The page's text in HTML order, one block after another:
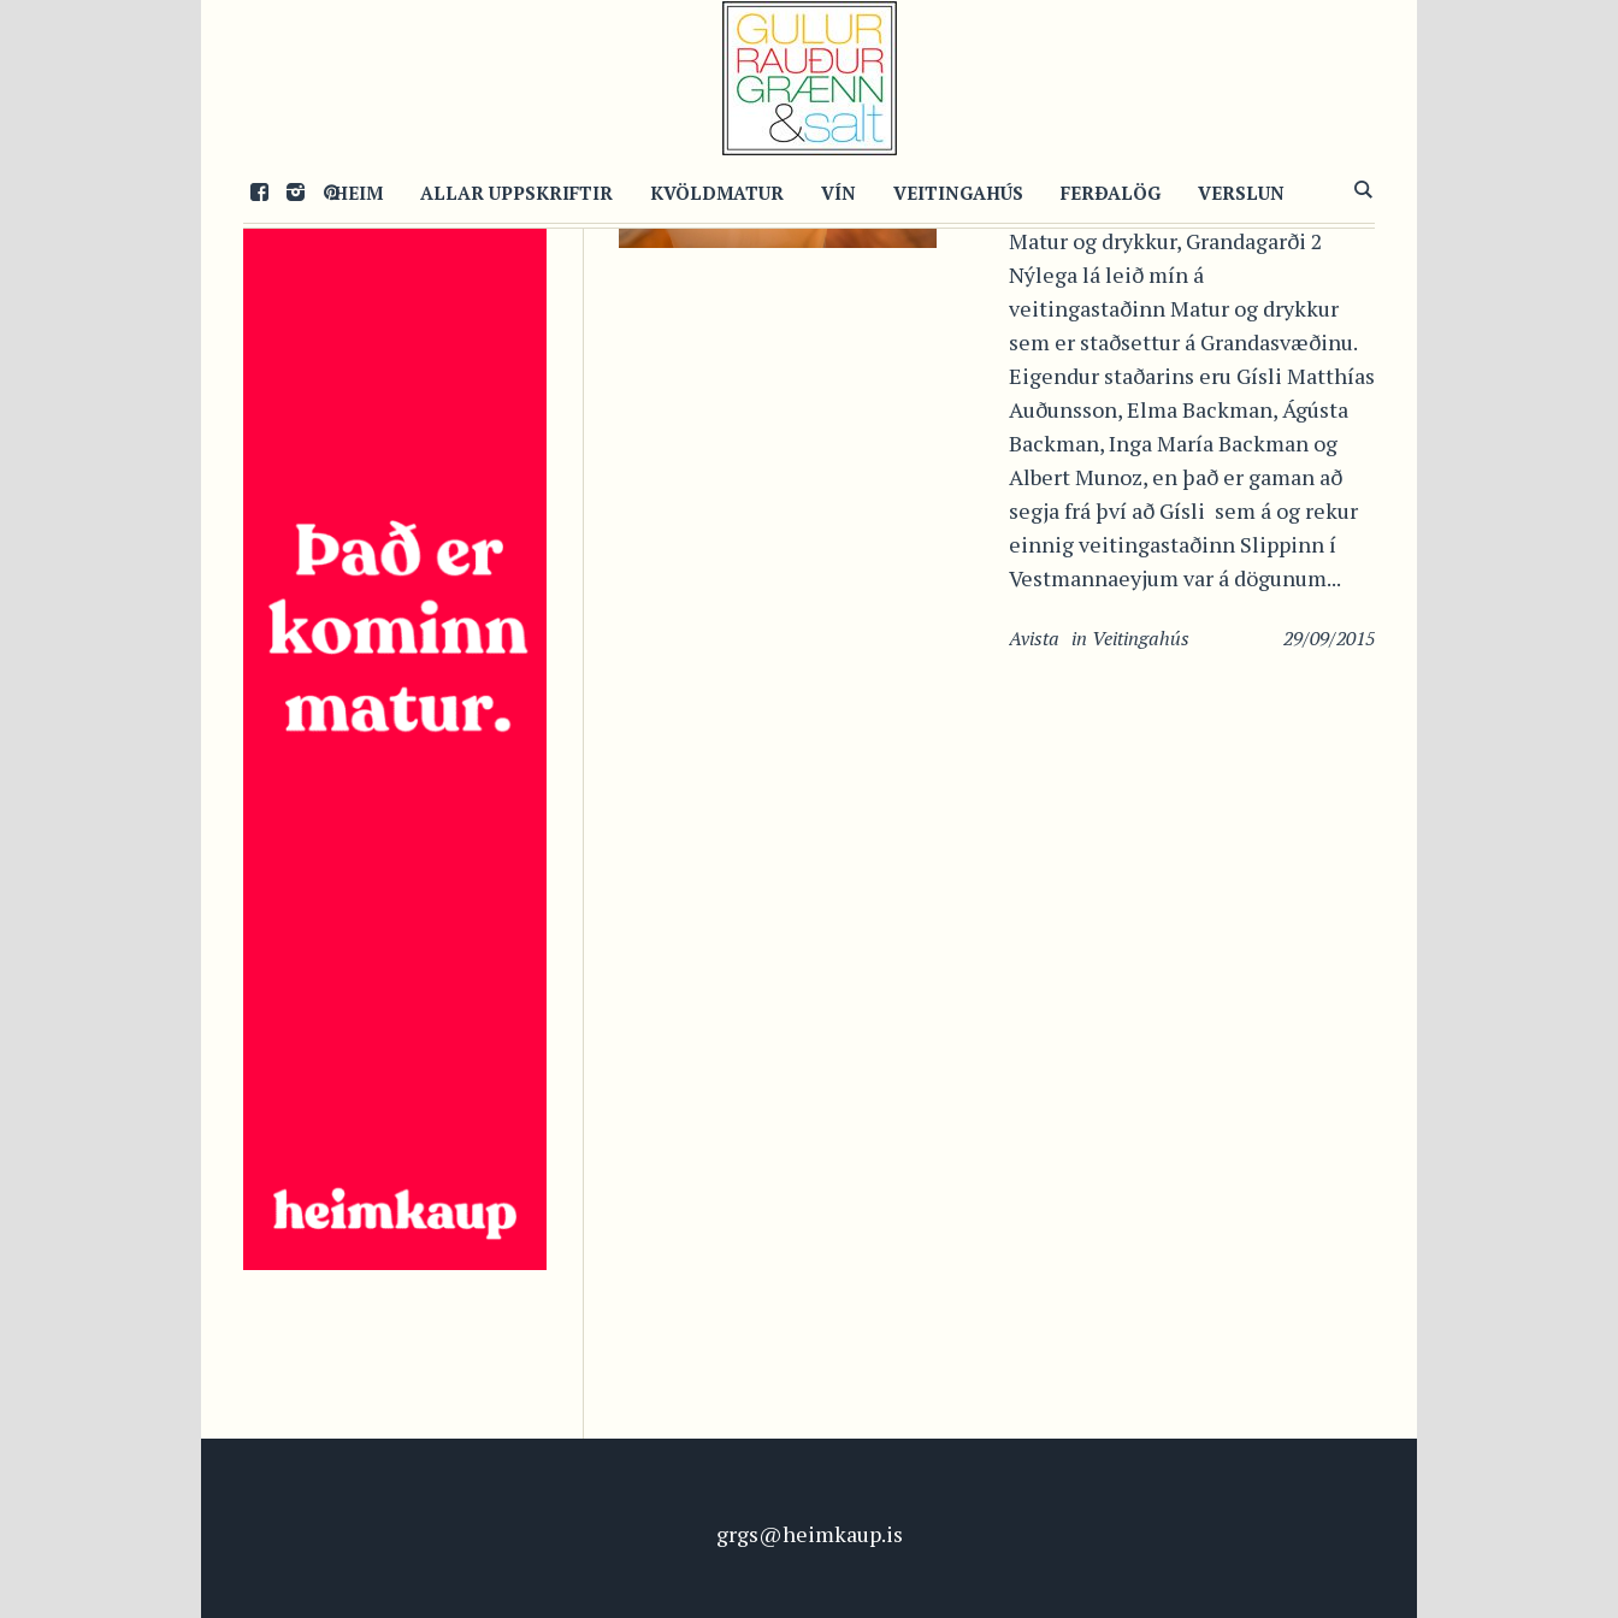
HEIM ALLAR UPPSKRIFTIR KVÖLDMATUR VÍN VEITINGAHÚS FERÐALÖG VERSLUN
DRYKKUR
Matur og drykkur, Grandagarði 2
Nýlega lá leið mín á
veitingastaðinn Matur og drykkur
sem er staðsettur á Grandasvæðinu.
Eigendur staðarins eru Gísli Matthías
Auðunsson, Elma Backman, Ágústa
Backman, Inga María Backman og
Albert Munoz, en það er gaman að
segja frá því að Gísli sem á og rekur
einnig veitingastaðinn Slippinn í
Vestmannaeyjum var á dögunum...
29/09/2015
Avista in Veitingahús
grgs@heimkaup.is